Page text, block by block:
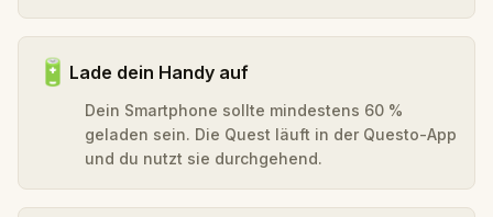
🔋 Lade dein Handy auf
Dein Smartphone sollte mindestens 60 %
geladen sein. Die Quest läuft in der Questo-App
und du nutzt sie durchgehend.